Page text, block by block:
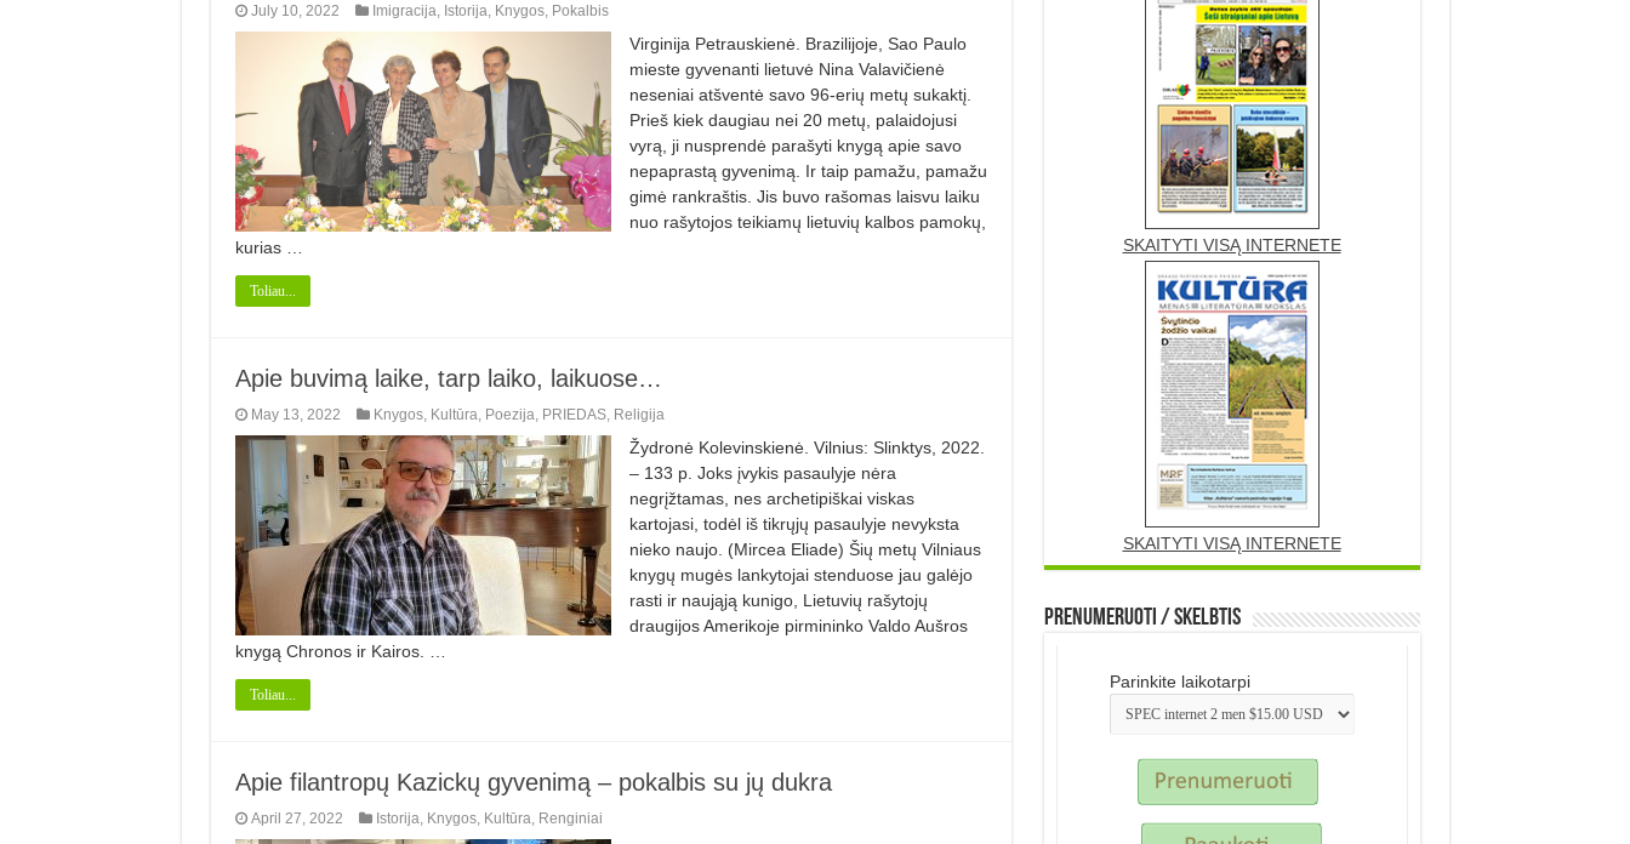
July 10, 2022 Imigracija Istorija Knygos, Pokalbis
Virginija Petrauskienė. Brazilijoje, Sao Paulo
mieste gyve­nanti lietuvė Nina Valavičienė
neseniai atšventė savo 96-erių metų sukaktį.
Prieš kiek daugiau nei 20 metų, palaidojusi
vyrą, ji nusprendė parašyti knygą apie savo
nepaprastą gyvenimą. Ir taip pamažu, pamažu
gimė rankraštis. Jis buvo rašomas laisvu laiku
nuo rašy­tojos teikiamų lietuvių kalbos pamokų,
kurias …
Toliau...
Apie buvimą laike, tarp laiko, laikuose…
May 13, 2022 Knygos, Kultūra Poezija PRIEDAS, Religija
Žydronė Kolevinskienė. Vilnius: Slinktys, 2022.
– 133 p. Joks įvykis pasaulyje nėra
negrįžtamas, nes archetipiškai viskas
kartojasi, todėl iš tikrųjų pasaulyje nevyksta
nieko naujo. (Mircea Eliade) Šių metų Vilniaus
knygų mugės lankytojai stenduose jau galėjo
rasti ir naująją kunigo, Lietuvių rašytojų
draugijos Amerikoje pirmininko Valdo Aušros
knygą Chronos ir Kairos. …
Toliau...
Apie filantropų Kazickų gyvenimą – pokalbis su jų dukra
April 27, 2022 Istorija Knygos, Kultūra Renginiai
SKAITYTI VISĄ INTERNETE
SKAITYTI VISĄ INTERNETE
Prenumeruoti / Skelbtis
Parinkite laikotarpi